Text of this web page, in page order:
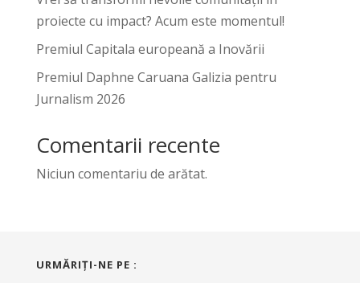
proiecte cu impact? Acum este momentul!
Premiul Capitala europeană a Inovării
Premiul Daphne Caruana Galizia pentru
Jurnalism 2026
Comentarii recente
Niciun comentariu de arătat.
URMĂRIŢI-NE PE :